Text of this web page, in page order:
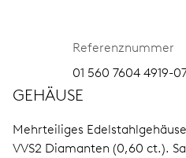
Referenznummer
01 560 7604 4919-
GEHÄUSE
Mehrteiliges
VVS2 Diamanten (0,60 ct.).